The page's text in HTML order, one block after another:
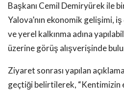
Başkanı Cemil Demiryürek ile
Yalova’nın ekonomik gelişimi,
ve yerel kalkınma adına
üzerine görüş alışverişinde
Ziyaret sonrası yapılan
geçtiği belirtilerek, “Kentimizin